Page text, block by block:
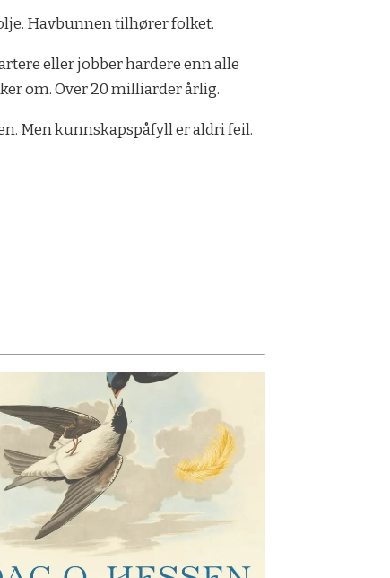
Havbunnen tilhører folket.
eller jobber hardere enn alle
om. Over 20 milliarder årlig.
Men kunnskapspåfyll er aldri feil.